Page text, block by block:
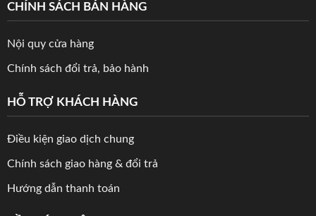
CHÍNH SÁCH BÁN HÀNG
Nội quy cửa hàng
Chính sách đổi trả, bảo hành
HỖ TRỢ KHÁCH HÀNG
Điều kiện giao dịch chung
Chính sách giao hàng & đổi trả
Hướng dẫn thanh toán